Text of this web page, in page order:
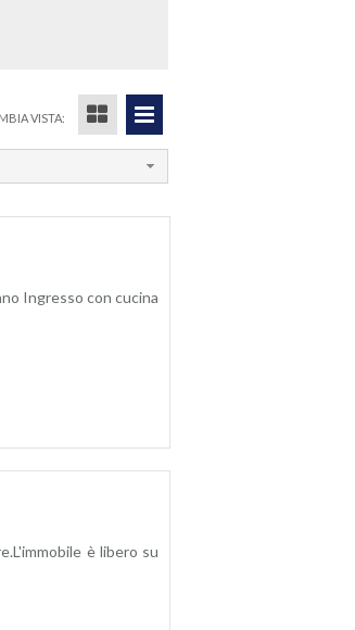
VISTA:
Ingresso con cucina
è libero su